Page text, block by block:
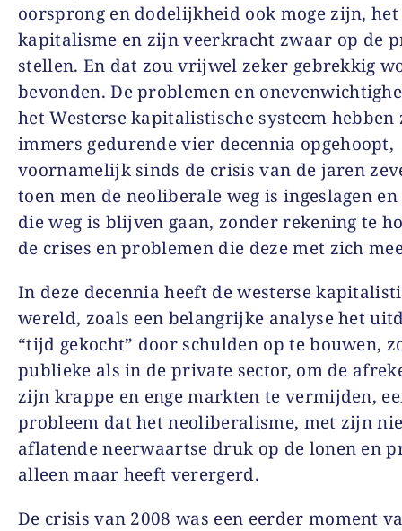
oorsprong en dodelijkheid ook moge zijn, het
kapitalisme en zijn veerkracht zwaar op de
stellen. En dat zou vrijwel zeker gebrekkig
bevonden. De problemen en
het Westerse kapitalistische systeem hebben
immers gedurende vier decennia opgehoopt,
voornamelijk sinds de crisis van de jaren
toen men de neoliberale weg is ingeslagen
die weg is blijven gaan, zonder rekening te
de crises en problemen die deze met zich
In deze decennia heeft de westerse
wereld, zoals een belangrijke analyse het
“tijd gekocht” door schulden op te bouwen,
publieke als in de private sector, om de
zijn krappe en enge markten te vermijden,
probleem dat het neoliberalisme, met zijn
aflatende neerwaartse druk op de lonen en
alleen maar heeft verergerd.
De crisis van 2008 was een eerder moment